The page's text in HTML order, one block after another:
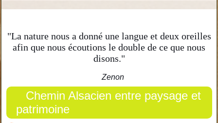
"La nature nous a donné une langue et deux oreilles
afin que nous écoutions le double de ce que nous
disons."
Zenon
Chemin Alsacien entre paysage et
patrimoine